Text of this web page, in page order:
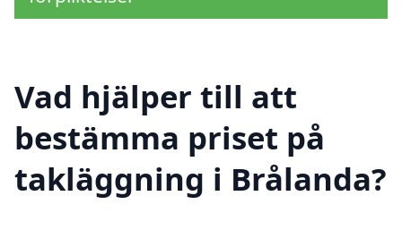
Vad hjälper till att
bestämma priset på
takläggning i Brålanda?